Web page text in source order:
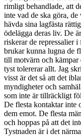
rimligt behandlade, att
inte vad de ska göra,
hävda sina lagfästa
ödelägga deras liv. De
riskerar de repressalier
brukar kunna lugna de
till motvärn och kämpar
tyst tolererar allt. Jag
visst är det så att det
myndigheter och
som inte är tillräckligt
De flesta kontaktar inte
dem emot. De flesta
och hoppas på att det
Tystnaden är i det